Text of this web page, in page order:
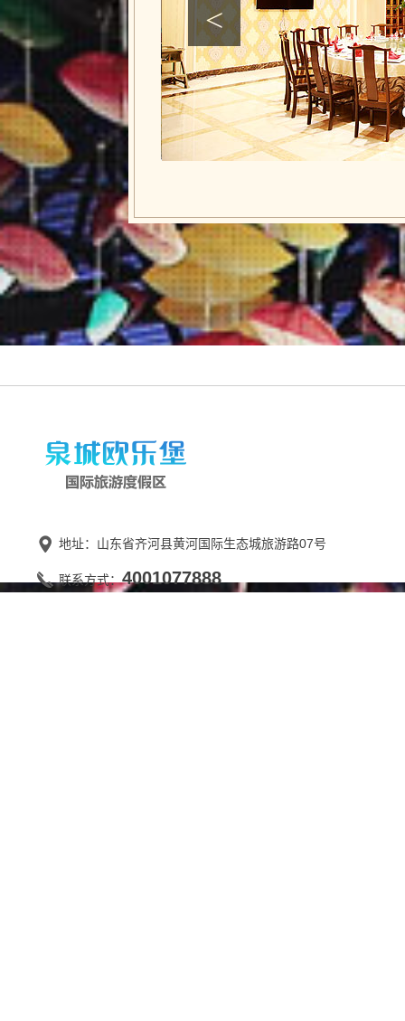
<
地址：山东省齐河县黄河国际生态城旅游路07号
联系方式：4001077888